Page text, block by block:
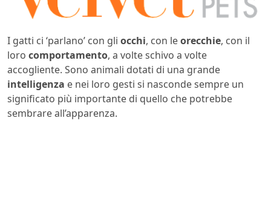
I gatti ci ‘parlano’ con gli occhi, con leorecchie, con il
loro comportamento, a volte schivo a volte
accogliente. Sono animali dotati di una grande
intelligenza e nei loro gesti si nasconde sempre un
significato più importante di quello che potrebbe
sembrare all’apparenza.